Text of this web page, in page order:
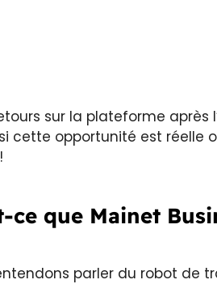
sur la plateforme après
cette opportunité est réelle
ce que Mainet
parler du robot de